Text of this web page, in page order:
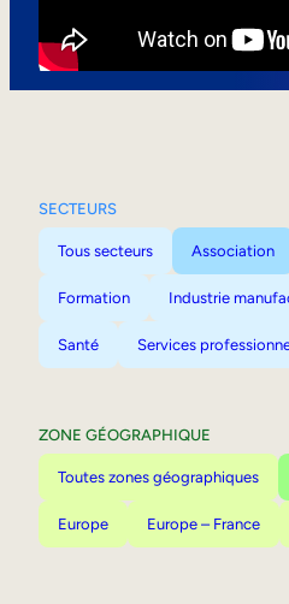
SECTEURS
Tous secteurs Association
Formation Industrie
Santé Services
ZONE GÉOGRAPHIQUE
Toutes zones géographiques
Europe Europe – France